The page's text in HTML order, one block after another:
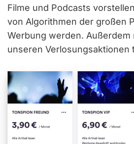
Filme und Podcasts
von Algorithmen der großen
Werbung werden. Außerdem
unseren Verlosungsaktionen